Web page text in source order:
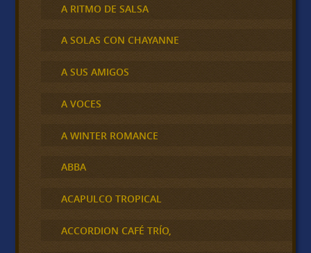
A RITMO DE SALSA
A SOLAS CON CHAYANNE
A SUS AMIGOS
A VOCES
A WINTER ROMANCE
ABBA
ACAPULCO TROPICAL
ACCORDION CAFÉ TRÍO,